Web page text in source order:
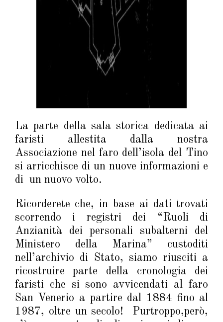
La parte della sala storica dedicata ai
faristi allestita dalla nostra
Associazione nel faro dell’isola del Tino
si arricchisce di un nuove informazioni e
di un nuovo volto.
Ricorderete che, in base ai dati trovati
scorrendo i registri dei “Ruoli di
Anzianità dei personali subalterni del
Ministero della Marina” custoditi
nell’archivio di Stato, siamo riusciti a
ricostruire parte della cronologia dei
faristi che si sono avvicendati al faro
San Venerio a partire dal 1884 fino al
1987, oltre un secolo! Purtroppo,però,